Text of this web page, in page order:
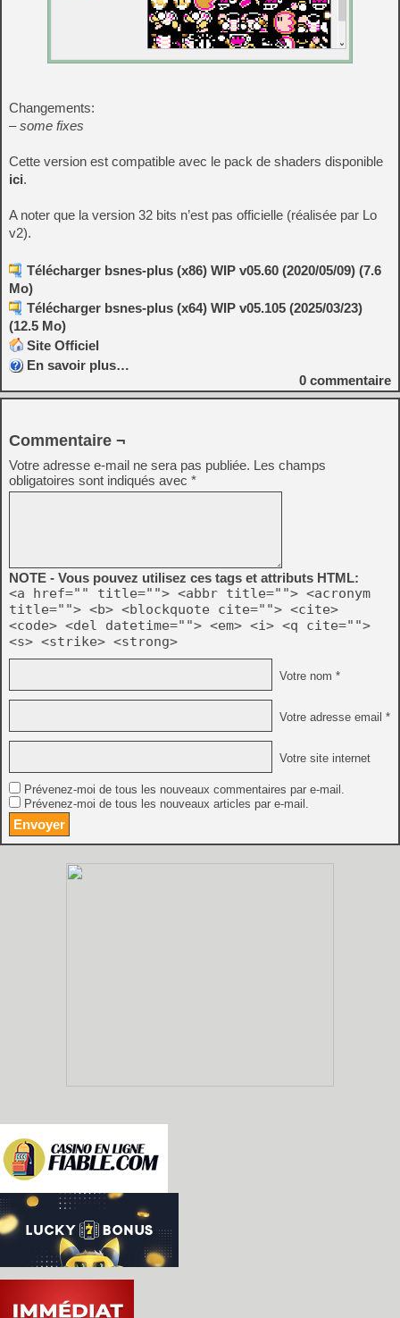
Changements:
– some fixes
Cette version est compatible avec le pack de shaders disponible
ici.
A noter que la version 32 bits n’est pas officielle (réalisée par Lo
v2).
Télécharger bsnes-plus (x86) WIP v05.60 (2020/05/09) (7.6
Mo)
Télécharger bsnes-plus (x64) WIP v05.105 (2025/03/23)
(12.5 Mo)
Site Officiel
En savoir plus…
0 commentaire
Commentaire ¬
Votre adresse e-mail ne sera pas publiée. Les champs
obligatoires sont indiqués avec *
NOTE - Vous pouvez utilisez ces tags et attributs HTML:
<a href="" title=""> <abbr title=""> <acronym
title=""> <b> <blockquote cite=""> <cite>
<code> <del datetime=""> <em> <i> <q cite="">
<s> <strike> <strong>
Votre nom *
Votre adresse email *
Votre site internet
Prévenez-moi de tous les nouveaux commentaires par e-mail.
Prévenez-moi de tous les nouveaux articles par e-mail.